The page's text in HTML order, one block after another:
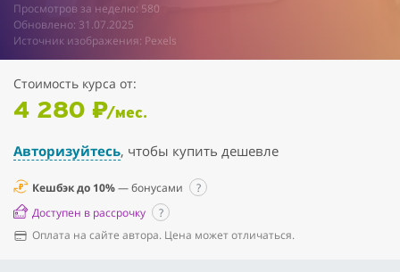
Просмотров за неделю: 580
Обновлено: 31.07.2025
Источник изображения: Pexels
Стоимость курса от:
4 280 ₽/мес.
Авторизуйтесь, чтобы купить дешевле
Кешбэк до 10%— бонусами
?
Доступен в рассрочку
?
Оплата на сайте автора. Цена может отличаться.